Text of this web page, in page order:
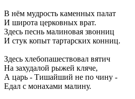
В нём мудрость каменных палат
И широта церковных врат.
Здесь песнь малиновая звонниц
И стук копыт тартарских конниц.
Здесь хлебопашествовал вятич
На захудалой рыжей кляче,
А царь - Тишайший не по чину -
Едал с монахами малину.